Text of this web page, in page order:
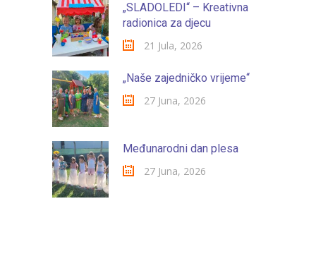
Projekti
Mala škola sporta
Kontakt
„SLADOLEDI“ – Kreativna
radionica za djecu
21 Jula, 2026
„Naše zajedničko vrijeme“
27 Juna, 2026
Međunarodni dan plesa
27 Juna, 2026